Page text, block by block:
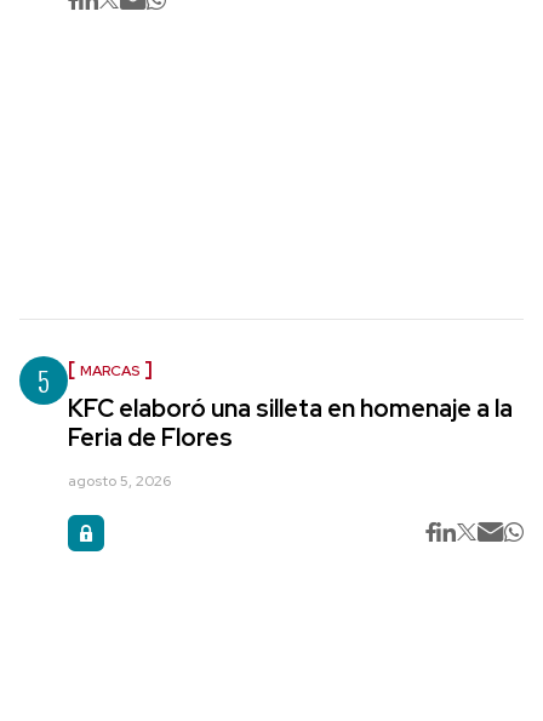
5 MARCAS
KFC elaboró una silleta en homenaje a la
Feria de Flores
agosto 5, 2026